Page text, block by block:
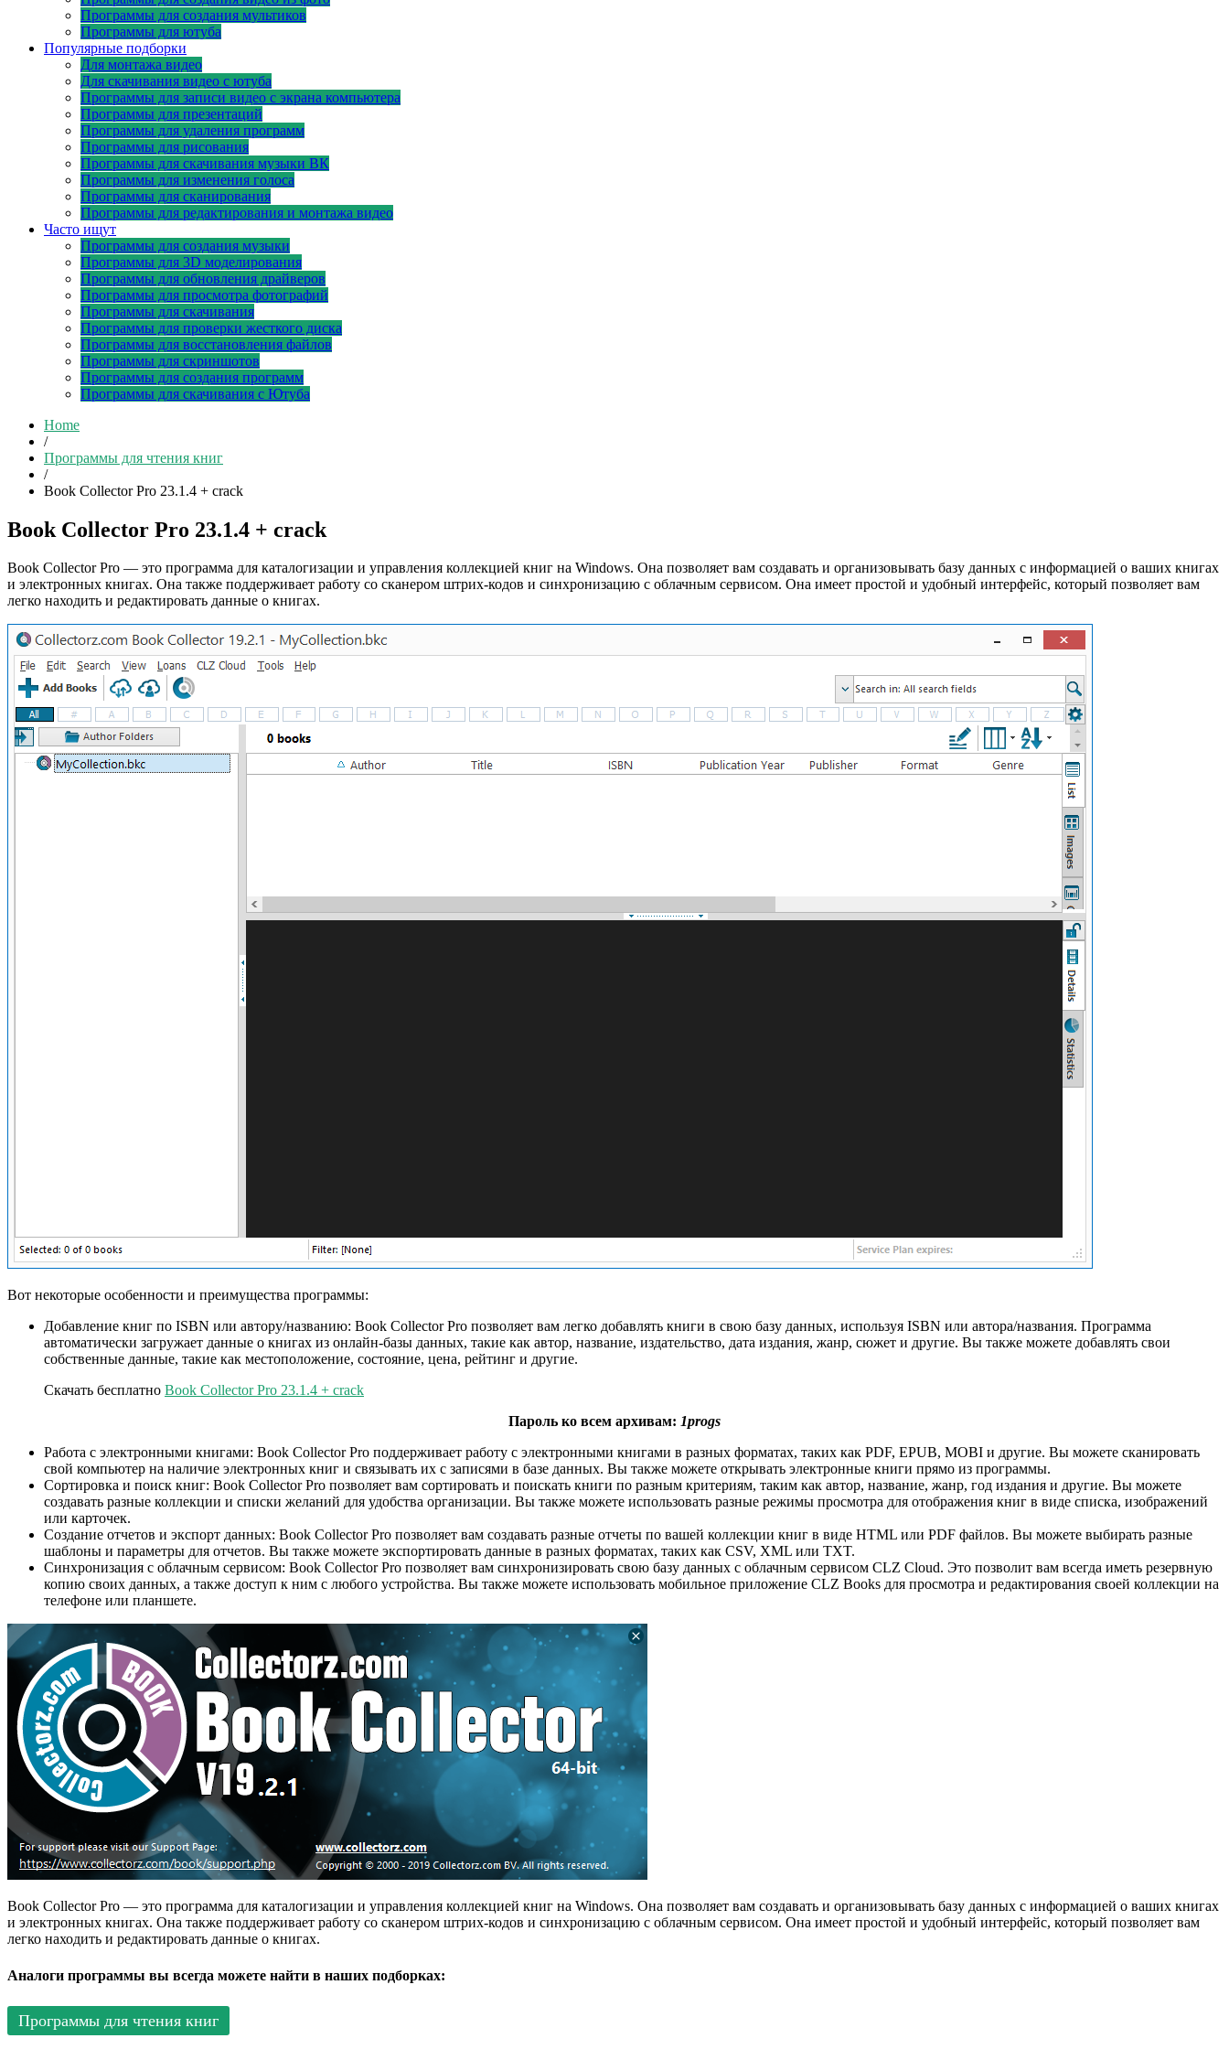
Программы для создания мультиков
Программы для ютуба
Популярные подборки
Для монтажа видео
Для скачивания видео с ютуба
Программы для записи видео с экрана компьютера
Программы для презентаций
Программы для удаления программ
Программы для рисования
Программы для скачивания музыки ВК
Программы для изменения голоса
Программы для сканирования
Программы для редактирования и монтажа видео
Часто ищут
Программы для создания музыки
Программы для 3D моделирования
Программы для обновления драйверов
Программы для просмотра фотографий
Программы для скачивания
Программы для проверки жесткого диска
Программы для восстановления файлов
Программы для скриншотов
Программы для создания программ
Программы для скачивания с Ютуба
Home
/
Программы для чтения книг
/
Book Collector Pro 23.1.4 + crack
Book Collector Pro 23.1.4 + crack
Book Collector Pro — это программа для каталогизации и управления коллекцией книг на Windows. Она позволяет вам создавать и организовывать базу данных с информацией о ваших книгах
и электронных книгах. Она также поддерживает работу со сканером штрих-кодов и синхронизацию с облачным сервисом. Она имеет простой и удобный интерфейс, который позволяет вам
легко находить и редактировать данные о книгах.
Вот некоторые особенности и преимущества программы:
Добавление книг по ISBN или автору/названию: Book Collector Pro позволяет вам легко добавлять книги в свою базу данных, используя ISBN или автора/названия. Программа
автоматически загружает данные о книгах из онлайн-базы данных, такие как автор, название, издательство, дата издания, жанр, сюжет и другие. Вы также можете добавлять свои
собственные данные, такие как местоположение, состояние, цена, рейтинг и другие.
Скачать бесплатно Book Collector Pro 23.1.4 + crack
Пароль ко всем архивам: 1progs
Работа с электронными книгами: Book Collector Pro поддерживает работу с электронными книгами в разных форматах, таких как PDF, EPUB, MOBI и другие. Вы можете сканировать
свой компьютер на наличие электронных книг и связывать их с записями в базе данных. Вы также можете открывать электронные книги прямо из программы.
Сортировка и поиск книг: Book Collector Pro позволяет вам сортировать и поискать книги по разным критериям, таким как автор, название, жанр, год издания и другие. Вы можете
создавать разные коллекции и списки желаний для удобства организации. Вы также можете использовать разные режимы просмотра для отображения книг в виде списка, изображений
или карточек.
Создание отчетов и экспорт данных: Book Collector Pro позволяет вам создавать разные отчеты по вашей коллекции книг в виде HTML или PDF файлов. Вы можете выбирать разные
шаблоны и параметры для отчетов. Вы также можете экспортировать данные в разных форматах, таких как CSV, XML или TXT.
Синхронизация с облачным сервисом: Book Collector Pro позволяет вам синхронизировать свою базу данных с облачным сервисом CLZ Cloud. Это позволит вам всегда иметь резервную
копию своих данных, а также доступ к ним с любого устройства. Вы также можете использовать мобильное приложение CLZ Books для просмотра и редактирования своей коллекции на
телефоне или планшете.
Book Collector Pro — это программа для каталогизации и управления коллекцией книг на Windows. Она позволяет вам создавать и организовывать базу данных с информацией о ваших книгах
и электронных книгах. Она также поддерживает работу со сканером штрих-кодов и синхронизацию с облачным сервисом. Она имеет простой и удобный интерфейс, который позволяет вам
легко находить и редактировать данные о книгах.
Аналоги программы вы всегда можете найти в наших подборках:
Программы для чтения книг